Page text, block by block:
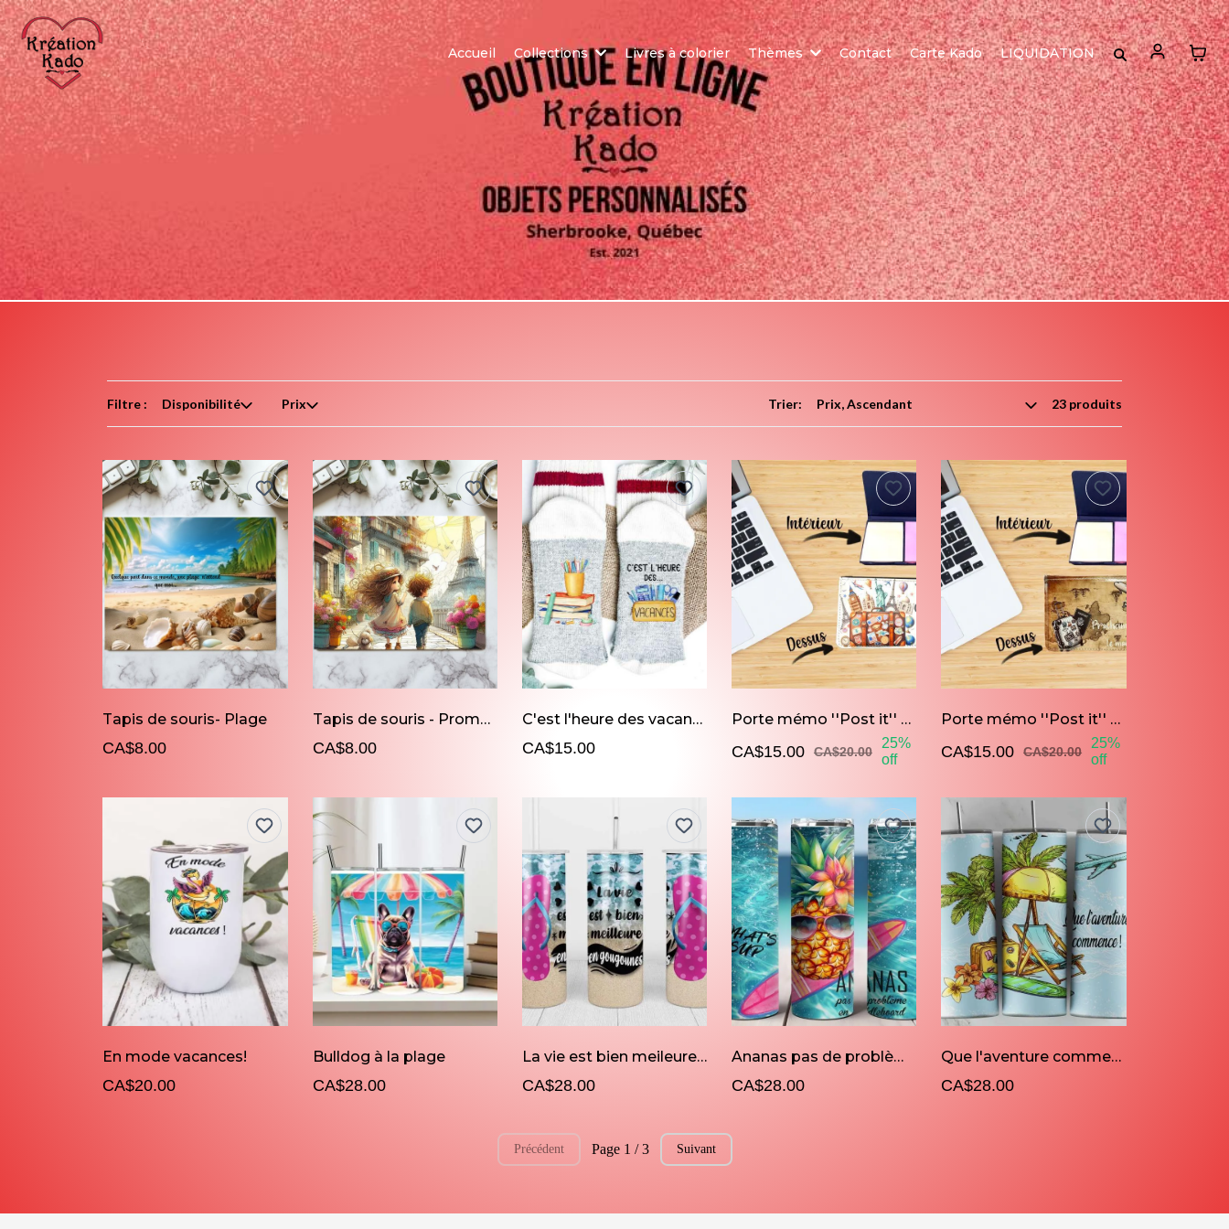
Accueil Collections Livres à colorier Thèmes Contact Carte Kado LIQUIDATION
Filtre : Disponibilité Prix Trier: 23 produits
Tapis de souris- Plage
CA$8.00
Tapis de souris - Promenade à Paris
CA$8.00
C'est l'heure des vacances
CA$15.00
Porte mémo ''Post it'' Voyager c'est vivre deux fois
CA$15.00 CA$20.00
25%
off
Porte mémo ''Post it'' Prochaine destination: Le monde
CA$15.00 CA$20.00
25%
off
En mode vacances!
CA$20.00
Bulldog à la plage
CA$28.00
La vie est bien meileures en gougounes
CA$28.00
Ananas pas de problème en Paddleboard
CA$28.00
Que l'aventure commence
CA$28.00
Précédent Page 1 / 3 Suivant